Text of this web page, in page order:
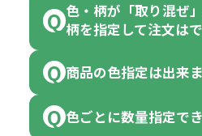
一部商品（※）を
です。
個、20個と10個
色・柄が「取り混ぜ
柄を指定して注文は
「色・柄 取り混ぜ
ている商品は、色
商品の色指定は出来
色指定できる商品
色ごとに数量指定で